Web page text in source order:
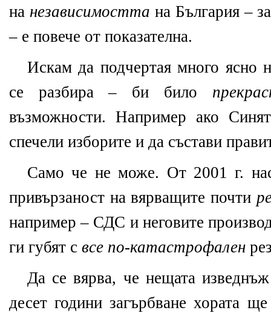
на независимостта на България –
– е повече от показателна.
Искам да подчертая много ясно
се разбира – би било
възможности. Например ако
спечели изборите и да състави
Само че не може. От 2001 г.
привързаност на вярващите почти
например – СДС и неговите
ги губят с все по-катастрофален
Да се вярва, че нещата
десет години загърбване хората